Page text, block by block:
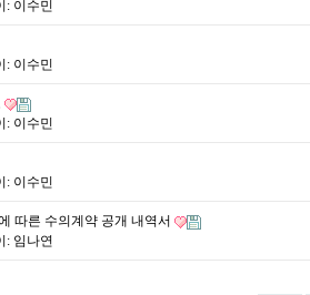
: 이수민
: 이수민
: 이수민
: 이수민
따른 수의계약 공개 내역서
: 임나연